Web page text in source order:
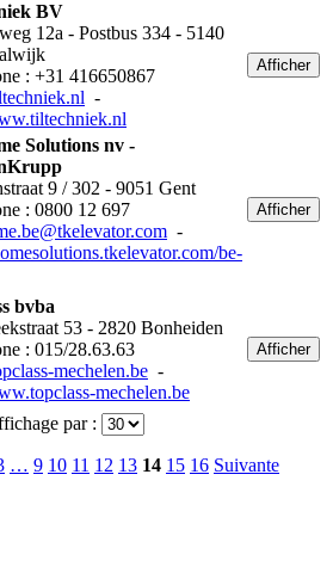
BV
12a - Postbus 334 - 5140
: +31 416650867
-
Afficher
Solutions nv -
9 / 302 - 9051 Gent
: 0800 12 697
-
be-
Afficher
bvba
53 - 2820 Bonheiden
: 015/28.63.63
mechelen.be -
mechelen.be
Afficher
par :
… 9 10 11 12 13 14 15 16 Suivante